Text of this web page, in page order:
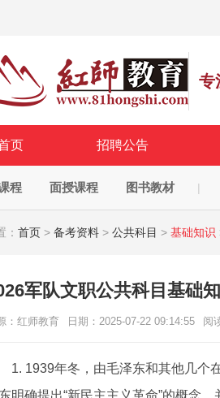
专
页 招聘公告
程 面授课程 图书教材 |
： 首页 > 备考资料 > 公共科目 > 基础知识
军队文职公共科目基础
：红师教育 日期：2025-07-22 09:14:55 阅
1939年冬，由毛泽东和其他几个在
明确提出“新民主主义革命”的概念